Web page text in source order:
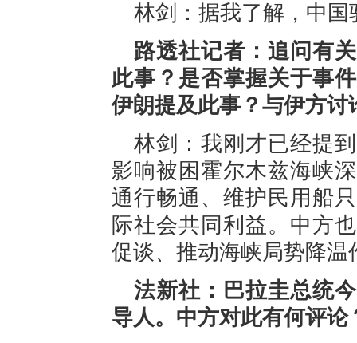
林剑：据我了解，中
路透社记者：追问有
此事？是否掌握关于事
伊朗提及此事？与伊方讨
林剑：我刚才已经提
影响被困霍尔木兹海峡
通行畅通、维护民用船
际社会共同利益。中方
促谈、推动海峡局势降温
法新社：巴拉圭总统
导人。中方对此有何评论